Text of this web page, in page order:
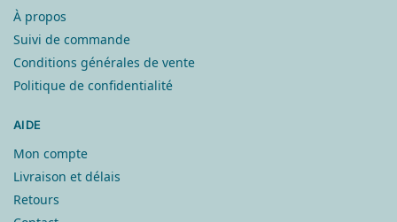
À propos
Suivi de commande
Conditions générales de vente
Politique de confidentialité
AIDE
Mon compte
Livraison et délais
Retours